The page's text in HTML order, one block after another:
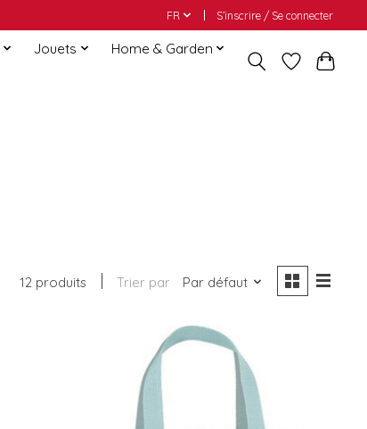
FR S’inscrire / Se connecter
Jouets
Home & Garden
12 produits Trier par Par défaut